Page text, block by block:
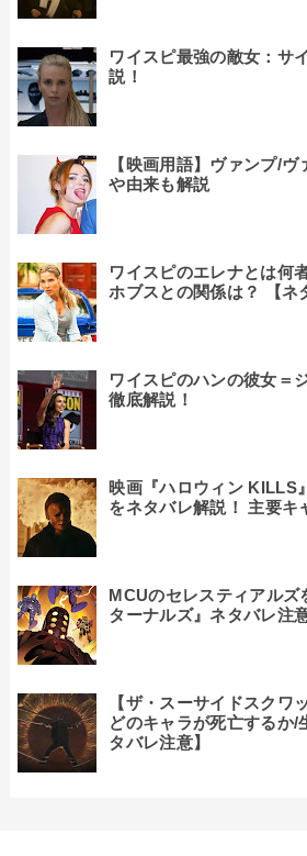
ワイスピ最強の敵女：サ
説！
【映画用語】ヴァンプ/
や由来も解説
ワイスピのエレナとは何
ホブスとの関係は？ 【ネ
ワイスピのハンの彼女＝
徹底解説！
映画『ハロウィン KILLS
をネタバレ解説！ 主要キ
MCUのセレスティアルズ
ターナルズ』ネタバレ注
【ザ・スーサイドスクワ
どのキャラが死亡するか/
タバレ注意】